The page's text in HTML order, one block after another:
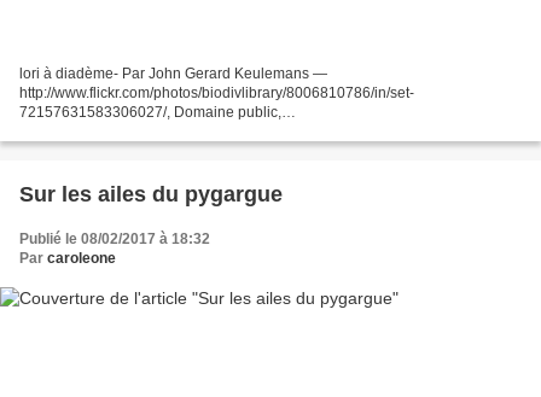
lori à diadème- Par John Gerard Keulemans —
http://www.flickr.com/photos/biodivlibrary/8006810786/in/set-
72157631583306027/, Domaine public,
environ 208 espèces d’oiseaux en Nouvelle...
Sur les ailes du pygargue
Publié le 08/02/2017 à 18:32
Par caroleone